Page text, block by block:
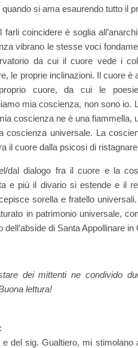
si ama esaurendo tutto il
coincidere è soglia
vibrano le stesse voci
da cui il cuore vede i
le proprie inclinazioni. Il cuore è
cuore, da cui le poesie,
mia coscienza, non sono io.
coscienza ne è una fiammella,
coscienza universale. La
il cuore dalla psicosi di
dal dialogo fra il cuore e la
e più il divario si estende e il
sorella e fratello
in patrimonio universale,
di Santa Appollinare in
dei mittenti ne condivido
lettura!
del sig. Gualtiero, mi stimolano